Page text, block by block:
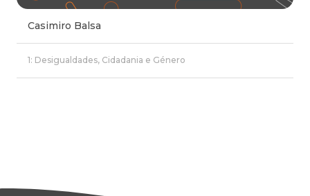
Casimiro Balsa
1: Desigualdades, Cidadania e Género